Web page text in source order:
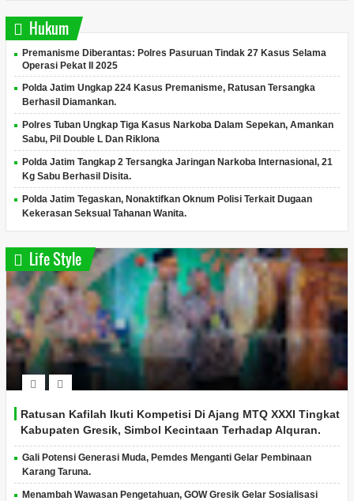
Hukum
Premanisme Diberantas: Polres Pasuruan Tindak 27 Kasus Selama
Operasi Pekat II 2025
Polda Jatim Ungkap 224 Kasus Premanisme, Ratusan Tersangka
Berhasil Diamankan.
Polres Tuban Ungkap Tiga Kasus Narkoba Dalam Sepekan, Amankan
Sabu, Pil Double L Dan Riklona
Polda Jatim Tangkap 2 Tersangka Jaringan Narkoba Internasional, 21
Kg Sabu Berhasil Disita.
Polda Jatim Tegaskan, Nonaktifkan Oknum Polisi Terkait Dugaan
Kekerasan Seksual Tahanan Wanita.
Life Style
Ratusan Kafilah Ikuti Kompetisi Di Ajang MTQ XXXI Tingkat
Kabupaten Gresik, Simbol Kecintaan Terhadap Alquran.
Gali Potensi Generasi Muda, Pemdes Menganti Gelar Pembinaan
Karang Taruna.
Menambah Wawasan Pengetahuan, GOW Gresik Gelar Sosialisasi